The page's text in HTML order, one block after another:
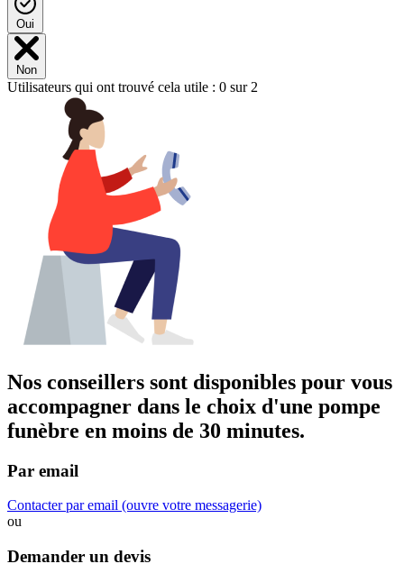
Oui
Non
Utilisateurs qui ont trouvé cela utile : 0 sur 2
Nos conseillers sont disponibles pour vous
accompagner dans le choix d'une pompe
funèbre en moins de 30 minutes.
Par email
Contacter par email (ouvre votre messagerie)
ou
Demander un devis